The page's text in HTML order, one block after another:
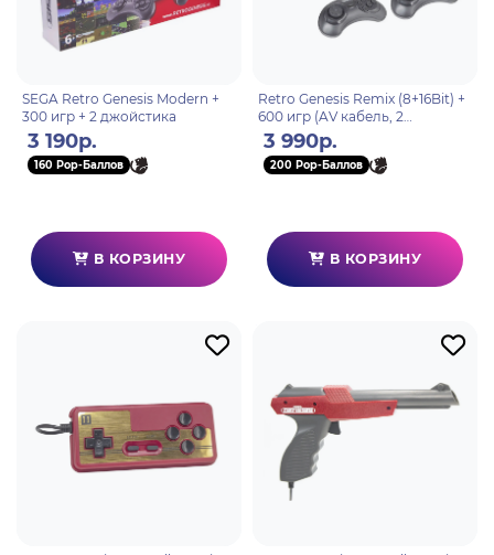
SEGA Retro Genesis Modern +
300 игр + 2 джойстика
3 190р.
160 Pop-Баллов
В КОРЗИНУ
Retro Genesis Remix (8+16Bit) +
600 игр (AV кабель, 2
проводных джойстика)
3 990р.
200 Pop-Баллов
В КОРЗИНУ